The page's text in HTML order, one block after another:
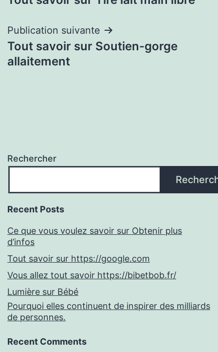
de
l’article
Publication suivante
Tout savoir sur Soutien-gorge
allaitement
Rechercher
Recent Posts
Ce que vous voulez savoir sur Obtenir plus
d’infos
Tout savoir sur https://google.com
Vous allez tout savoir https://bibetbob.fr/
Lumière sur Bébé
Pourquoi elles continuent de inspirer des milliards
de personnes.
Recent Comments